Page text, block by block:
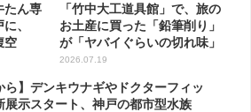
たん専
、
空
「竹中大工道具館」で、旅の
お土産に買った「鉛筆削り」
が「ヤバイぐらいの切れ味」
2026.07.19
ら】デンキウナギやドクターフィッ
展示スタート、神戸の都市型水族